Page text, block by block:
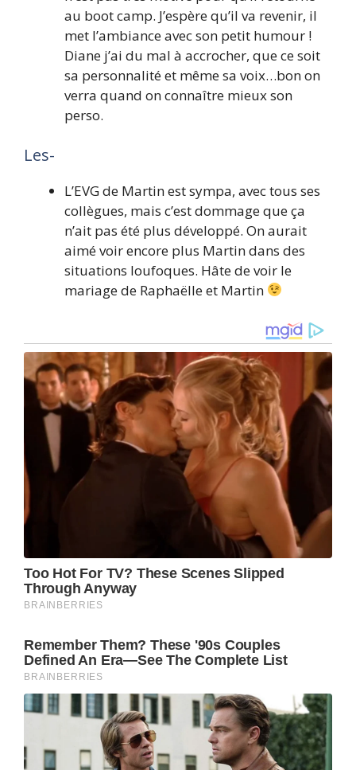
au boot camp. J’espère qu’il va revenir, il
met l’ambiance avec son petit humour !
Diane j’ai du mal à accrocher, que ce soit
sa personnalité et même sa voix…bon on
verra quand on connaître mieux son
perso.
Les-
L’EVG de Martin est sympa, avec tous ses
collègues, mais c’est dommage que ça
n’ait pas été plus développé. On aurait
aimé voir encore plus Martin dans des
situations loufoques. Hâte de voir le
mariage de Raphaëlle et Martin